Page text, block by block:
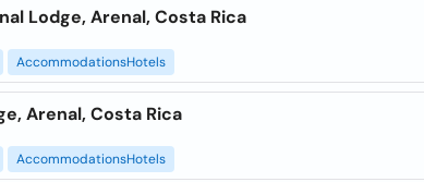
Lodge, Arenal, Costa Rica
AccommodationsHotels
Arenal, Costa Rica
AccommodationsHotels